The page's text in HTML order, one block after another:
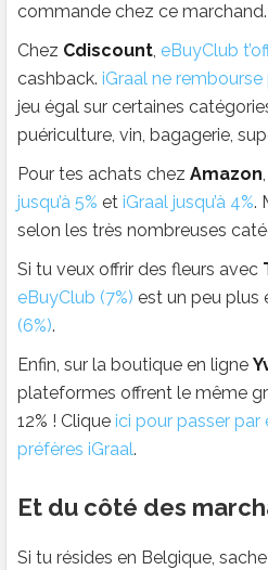
commande chez ce marchand.
Chez Cdiscount, eBuyClub
cashback. iGraal ne rembourse
jeu égal sur certaines
puériculture, vin, bagagerie,
Pour tes achats chez Amazon,
jusqu’à 5% et iGraal jusqu’à 4%.
selon les très nombreuses
Si tu veux offrir des fleurs avec
eBuyClub (7%) est un peu plus
(6%).
Enfin, sur la boutique en ligne
plateformes offrent le même
12% ! Clique ici pour passer par
préfères iGraal.
Et du côté des
Si tu résides en Belgique,